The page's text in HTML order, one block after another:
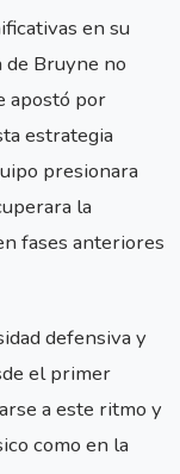
en su
de Bruyne no
apostó por
estrategia
presionara
la
fases anteriores
defensiva y
el primer
a este ritmo y
como en la